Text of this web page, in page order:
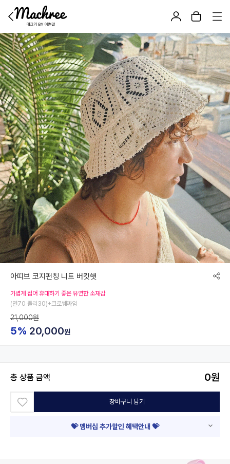
아띠브 코지펀칭 니트 버킷햇
가볍게 접어 휴대하기 좋은 유연한 소재감
(면70 폴리30)+크로쒜짜임
21,000원
5% 20,000원
총 상품 금액 0원
장바구니 담기
💝 멤버십 추가할인 혜택안내 💝